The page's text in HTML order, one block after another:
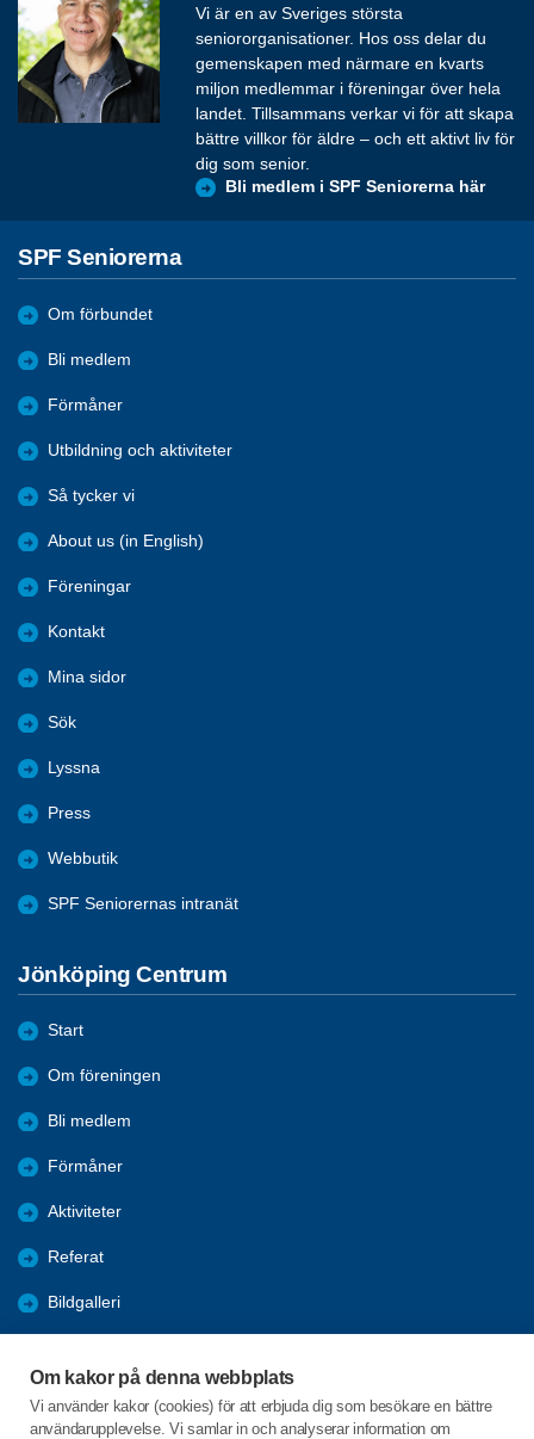
Om kakor på denna webbplats
Vi använder kakor (cookies) för att erbjuda dig som besökare en bättre
användarupplevelse. Vi samlar in och analyserar information om
Vi är en av Sveriges största
seniororganisationer. Hos oss delar du
gemenskapen med närmare en kvarts
miljon medlemmar i föreningar över hela
landet. Tillsammans verkar vi för att skapa
bättre villkor för äldre – och ett aktivt liv för
dig som senior.
Bli medlem i SPF Seniorerna här
SPF Seniorerna
Om förbundet
Bli medlem
Förmåner
Utbildning och aktiviteter
Så tycker vi
About us (in English)
Föreningar
Kontakt
Mina sidor
Sök
Lyssna
Press
Webbutik
SPF Seniorernas intranät
Jönköping Centrum
Start
Om föreningen
Bli medlem
Förmåner
Aktiviteter
Referat
Bildgalleri